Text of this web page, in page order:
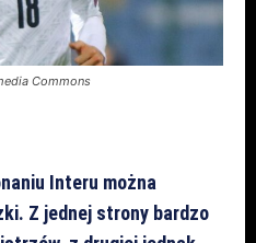
Commons
Interu można
Z jednej strony bardzo